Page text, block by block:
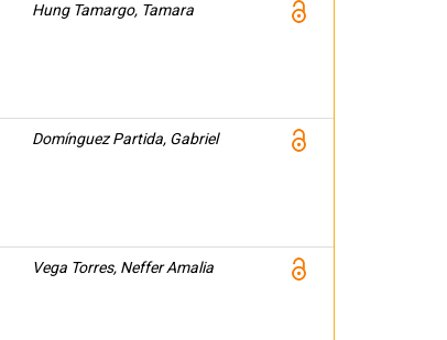
Hung Tamargo, Tamara
Domínguez Partida, Gabriel
Vega Torres, Neffer Amalia